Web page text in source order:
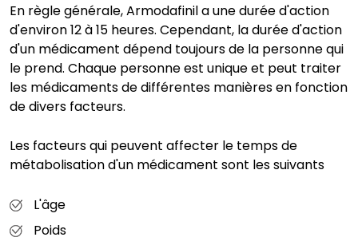
En règle générale, Armodafinil a une durée d'action
d'environ 12 à 15 heures. Cependant, la durée d'action
d'un médicament dépend toujours de la personne qui
le prend. Chaque personne est unique et peut traiter
les médicaments de différentes manières en fonction
de divers facteurs.
Les facteurs qui peuvent affecter le temps de
métabolisation d'un médicament sont les suivants
L'âge
Poids